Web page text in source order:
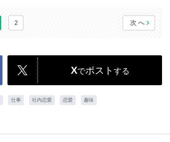
2 次へ
Xでポスト する
仕事 社内恋愛 恋愛 趣味